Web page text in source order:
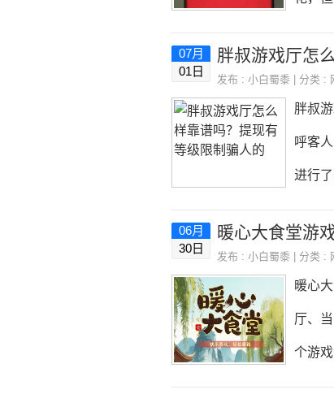
闹。
07月
01日
胖叔游戏厅怎
发布 : 小白蜀黍 | 分类 :
胖叔
呼客
进行
毛。
06月
30日
暖心大食堂游
发布 : 小白蜀黍 | 分类 :
暖心
厅、
个游